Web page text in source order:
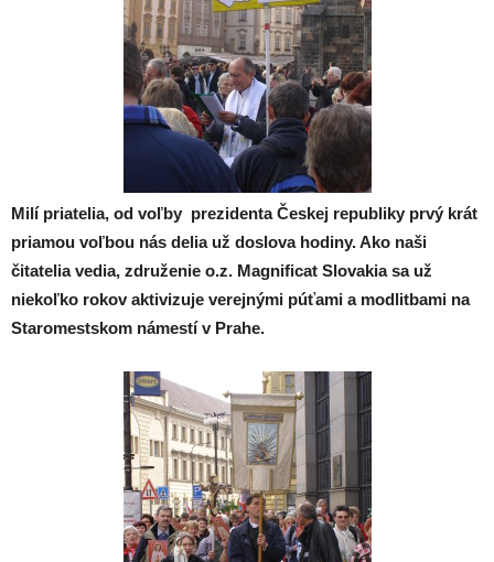
Milí priatelia, od voľby prezidenta Českej republiky prvý krát
priamou voľbou nás delia už doslova hodiny. Ako naši
čitatelia vedia, združenie o.z. Magnificat Slovakia sa už
niekoľko rokov aktivizuje verejnými púťami a modlitbami na
Staromestskom námestí v Prahe.